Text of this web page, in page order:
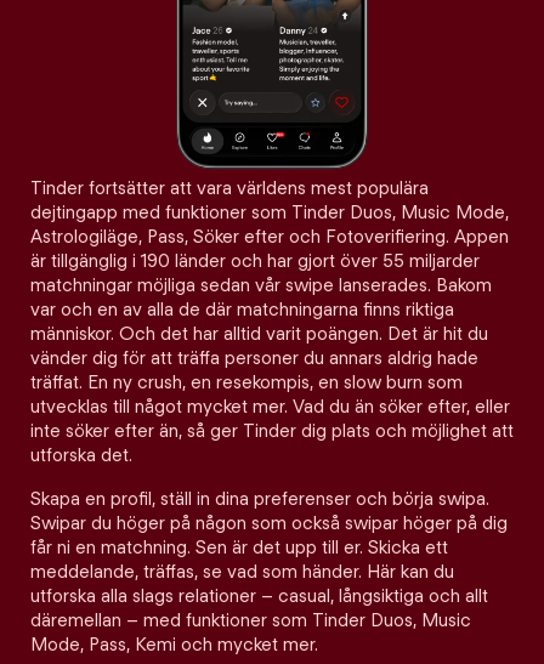
Tinder fortsätter att vara världens mest populära
dejtingapp med funktioner som Tinder Duos, Music Mode,
Astrologiläge, Pass, Söker efter och Fotoverifiering. Appen
är tillgänglig i 190 länder och har gjort över 55 miljarder
matchningar möjliga sedan vår swipe lanserades. Bakom
var och en av alla de där matchningarna finns riktiga
människor. Och det har alltid varit poängen. Det är hit du
vänder dig för att träffa personer du annars aldrig hade
träffat. En ny crush, en resekompis, en slow burn som
utvecklas till något mycket mer. Vad du än söker efter, eller
inte söker efter än, så ger Tinder dig plats och möjlighet att
utforska det.
Skapa en profil, ställ in dina preferenser och börja swipa.
Swipar du höger på någon som också swipar höger på dig
får ni en matchning. Sen är det upp till er. Skicka ett
meddelande, träffas, se vad som händer. Här kan du
utforska alla slags relationer – casual, långsiktiga och allt
däremellan – med funktioner som Tinder Duos, Music
Mode, Pass, Kemi och mycket mer.